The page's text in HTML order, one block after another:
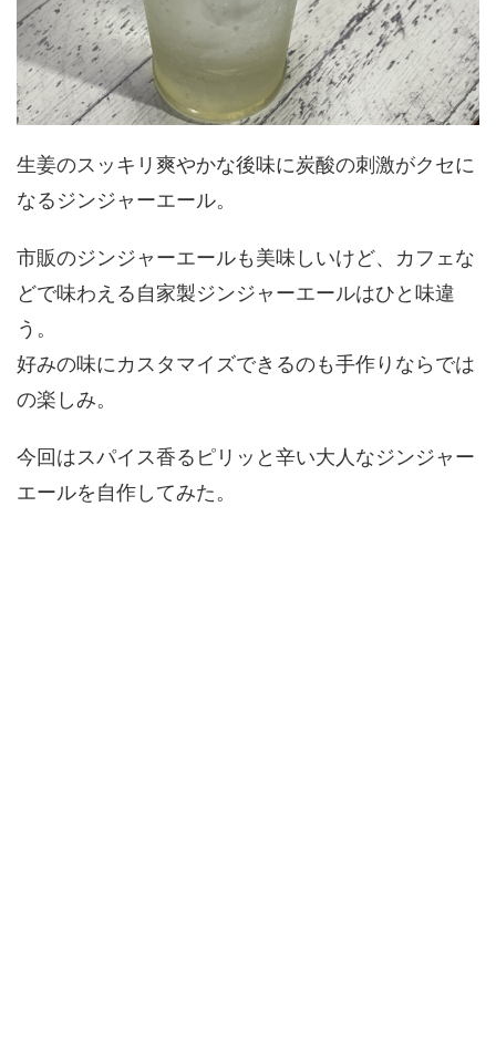
生姜のスッキリ爽やかな後味に炭酸の刺激がクセに
なるジンジャーエール。
市販のジンジャーエールも美味しいけど、カフェな
どで味わえる自家製ジンジャーエールはひと味違
う。
好みの味にカスタマイズできるのも手作りならでは
の楽しみ。
今回はスパイス香るピリッと辛い大人なジンジャー
エールを自作してみた。